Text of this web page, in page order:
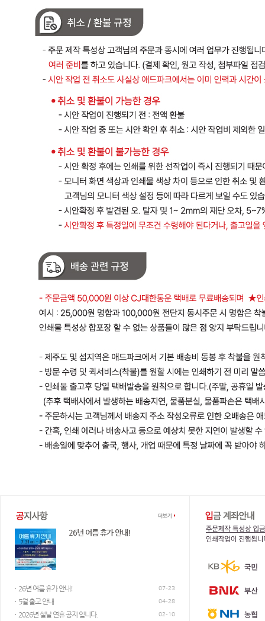
26년 여름 휴가 안내!
26년 여름 휴가 안내! 07-23
5월 출고 안내 04-28
2026년 설날 연휴 공지 입니다. 02-10
이 가능합니다.
평일 AM 9:30 ~ PM 7:00 / 점심시간 PM 12:00 ~ 1:00
웹하드 및 메신져